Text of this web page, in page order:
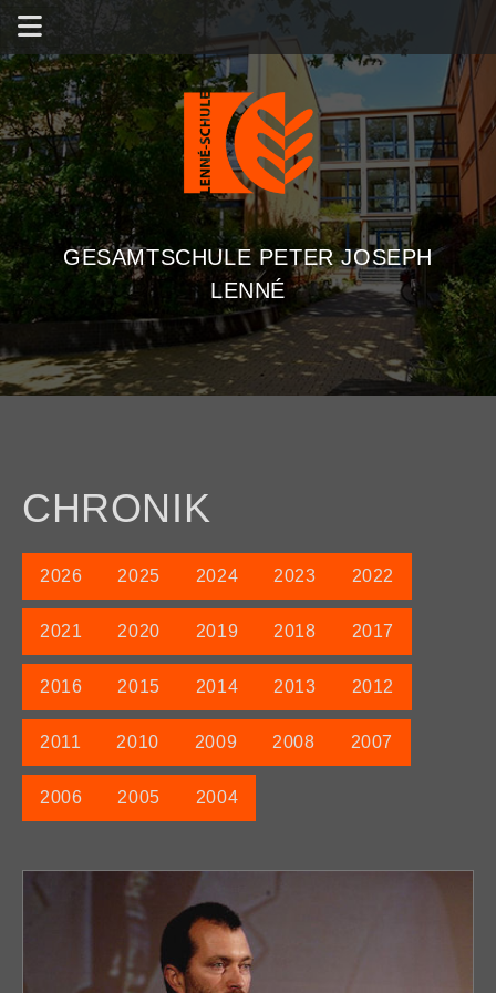
GESAMTSCHULE PETER JOSEPH
LENNÉ
CHRONIK
2026 2025 2024 2023 2022
2021 2020 2019 2018 2017
2016 2015 2014 2013 2012
2011 2010 2009 2008 2007
2006 2005 2004